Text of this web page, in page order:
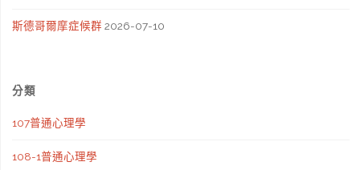
斯德哥爾摩症候群 2026-07-10
分類
107普通心理學
108-1普通心理學